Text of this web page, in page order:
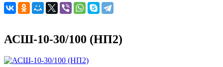
АСШ-10-30/100 (НП2)